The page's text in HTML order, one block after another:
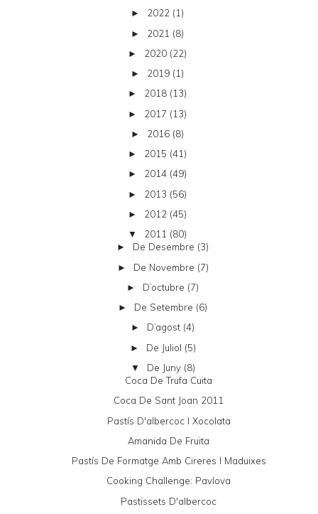
► 2022 (1)
► 2021 (8)
► 2020 (22)
► 2019 (1)
► 2018 (13)
► 2017 (13)
► 2016 (8)
► 2015 (41)
► 2014 (49)
► 2013 (56)
► 2012 (45)
▼ 2011 (80)
► De Desembre (3)
► De Novembre (7)
► D’octubre (7)
► De Setembre (6)
► D’agost (4)
► De Juliol (5)
▼ De Juny (8)
Coca De Trufa Cuita
Coca De Sant Joan 2011
Pastís D'albercoc I Xocolata
Amanida De Fruita
Pastís De Formatge Amb Cireres I Maduixes
Cooking Challenge: Pavlova
Pastissets D'albercoc